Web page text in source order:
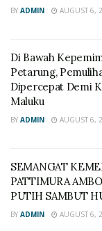
BY ADMIN AUGUST 6,
Di Bawah
Petarung,
Dipercepat Demi
Maluku
BY ADMIN AUGUST 6,
SEMANGAT
PATTIMURA
PUTIH SAMBUT
BY ADMIN AUGUST 6,